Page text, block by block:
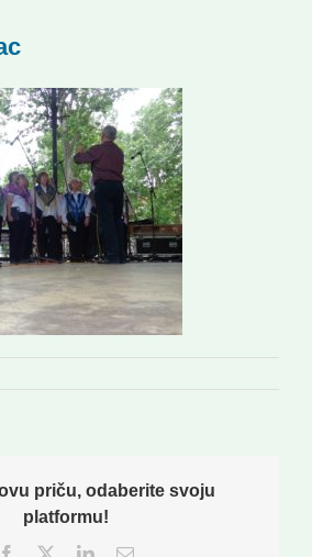
glasilo
priču, odaberite svoju
platformu!
Facebook
TwitterLinkedInEmail: